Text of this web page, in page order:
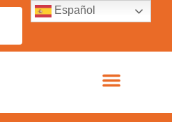
Español